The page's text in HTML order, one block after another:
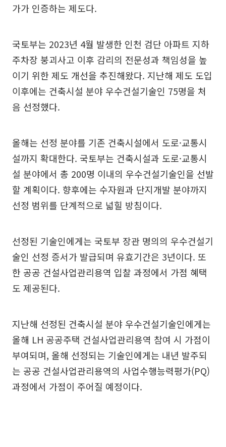
가가 인증하는 제도다.
국토부는 2023년 4월 발생한 인천 검단 아파트 지하
주차장 붕괴사고 이후 감리의 전문성과 책임성을 높
이기 위한 제도 개선을 추진해왔다. 지난해 제도 도입
이후에는 건축시설 분야 우수건설기술인 75명을 처
음 선정했다.
올해는 선정 분야를 기존 건축시설에서 도로·교통시
설까지 확대한다. 국토부는 건축시설과 도로·교통시
설 분야에서 총 200명 이내의 우수건설기술인을 선발
할 계획이다. 향후에는 수자원과 단지개발 분야까지
선정 범위를 단계적으로 넓힐 방침이다.
선정된 기술인에게는 국토부 장관 명의의 우수건설기
술인 선정 증서가 발급되며 유효기간은 3년이다. 또
한 공공 건설사업관리용역 입찰 과정에서 가점 혜택
도 제공된다.
지난해 선정된 건축시설 분야 우수건설기술인에게는
올해 LH 공공주택 건설사업관리용역 참여 시 가점이
부여되며, 올해 선정되는 기술인에게는 내년 발주되
는 공공 건설사업관리용역의 사업수행능력평가(PQ)
과정에서 가점이 주어질 예정이다.